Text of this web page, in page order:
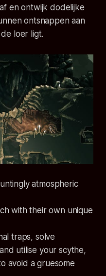
en ontwijk dodelijke
ontsnappen aan
loer ligt.
atmospheric
with their own unique
traps, solve
utilise your scythe,
avoid a gruesome